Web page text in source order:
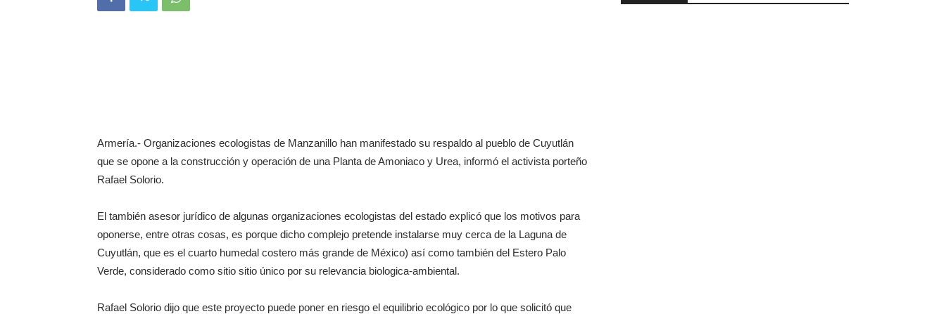
Armería.- Organizaciones ecologistas de Manzanillo han manifestado su respaldo al pueblo de Cuyutlán
que se opone a la construcción y operación de una Planta de Amoniaco y Urea, informó el activista porteño
Rafael Solorio.
El también asesor jurídico de algunas organizaciones ecologistas del estado explicó que los motivos para
oponerse, entre otras cosas, es porque dicho complejo pretende instalarse muy cerca de la Laguna de
Cuyutlán, que es el cuarto humedal costero más grande de México) así como también del Estero Palo
Verde, considerado como sitio sitio único por su relevancia biologica-ambiental.
Rafael Solorio dijo que este proyecto puede poner en riesgo el equilibrio ecológico por lo que solicitó que